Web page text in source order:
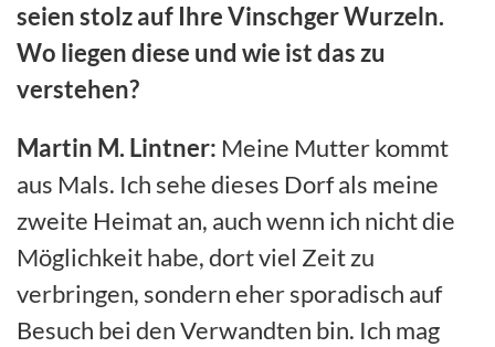
seien stolz auf Ihre Vinschger Wurzeln.
Wo liegen diese und wie ist das zu
verstehen?
Martin M. Lintner: Meine Mutter kommt
aus Mals. Ich sehe dieses Dorf als meine
zweite Heimat an, auch wenn ich nicht die
Möglichkeit habe, dort viel Zeit zu
verbringen, sondern eher sporadisch auf
Besuch bei den Verwandten bin. Ich mag